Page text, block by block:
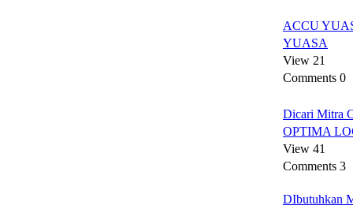
ACCU
YUASA
View 21
Comments 0
Dicari Mitra
OPTIMA
View 41
Comments 3
DIbutuhkan